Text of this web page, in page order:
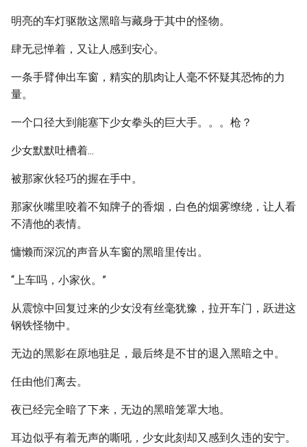
明亮的车灯驱散这黑暗与藏身于其中的怪物。
肆无忌惮着，又让人感到安心。
一条手臂伸出车窗，精实的肌肉让人毫不怀疑其恐怖的力
量。
一个口径大到能塞下少女拳头的巨大手。。。枪？
少女默默吐槽着...
被那家伙轻巧的握在手中。
那家伙嘴里咬着不知牌子的香烟，白色的烟雾缭绕，让人看
不清他的表情。
慵懒而深沉的声音从车窗的黑暗里传出。
“上车吗，小家伙。”
从震惊中回复过来的少女没有丝毫犹豫，拉开车门，跃进这
钢铁怪物中。
无边的黑影在原地驻足，最后终是不甘的退入黑暗之中。
任由他们离去。
夜已经完全暗了下来，无边的黑暗笼罩大地。
耳边似乎有着无声的嘶吼，少女此刻却又感到久违的安宁。